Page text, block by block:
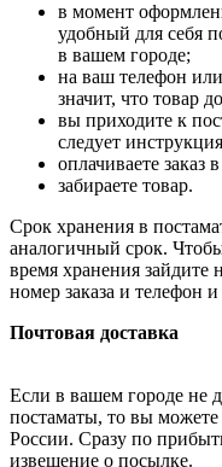
в момент
удобный для себя
в вашем городе;
на ваш телефон
значит, что товар
вы приходите к
следует
оплачиваете заказ
забираете товар.
Срок хранения в
аналогичный срок.
время хранения зайдите
номер заказа и телефон
Почтовая доставка
Если в вашем городе не
постаматы, то вы можете
России. Сразу по
извещение о посылке.